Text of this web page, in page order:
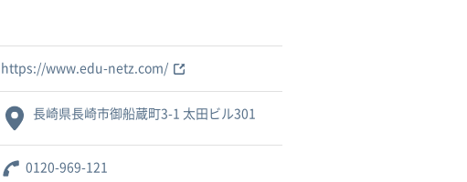
https://www.edu-netz.com/
長崎県長崎市御船蔵町3-1 太田ビル301
0120-969-121